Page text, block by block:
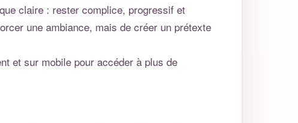
claire : rester complice, progressif et
une ambiance, mais de créer un prétexte
et sur mobile pour accéder à plus de